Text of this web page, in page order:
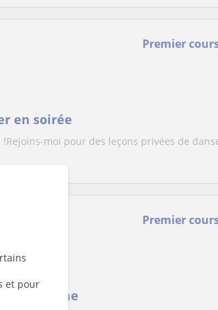
et pour
Premier
en soirée
moi pour des leçons privées de
Premier
En Ligne